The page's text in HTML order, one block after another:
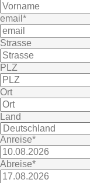
email*
Strasse
PLZ
Ort
Land
Anreise*
Abreise*